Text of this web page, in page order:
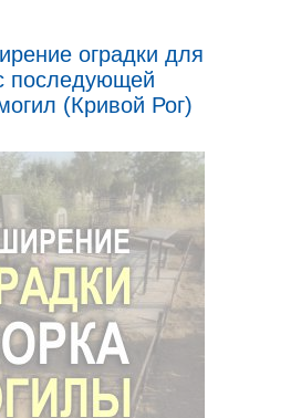
оградки для
последующей
(Кривой Рог)